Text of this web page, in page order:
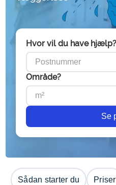
Hvor vil du have hjælp?
Område?
Se
Sådan starter du Priser